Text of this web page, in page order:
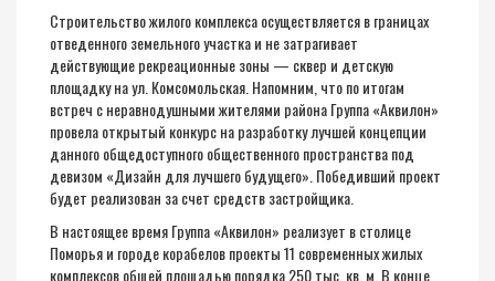
Строительство жилого комплекса осуществляется в границах
отведенного земельного участка и не затрагивает
действующие рекреационные зоны — сквер и детскую
площадку на ул. Комсомольская. Напомним, что по итогам
встреч с неравнодушными жителями района Группа «Аквилон»
провела открытый конкурс на разработку лучшей концепции
данного общедоступного общественного пространства под
девизом «Дизайн для лучшего будущего». Победивший проект
будет реализован за счет средств застройщика.
В настоящее время Группа «Аквилон» реализует в столице
Поморья и городе корабелов проекты 11 современных жилых
комплексов общей площадью порядка 250 тыс. кв. м. В конце